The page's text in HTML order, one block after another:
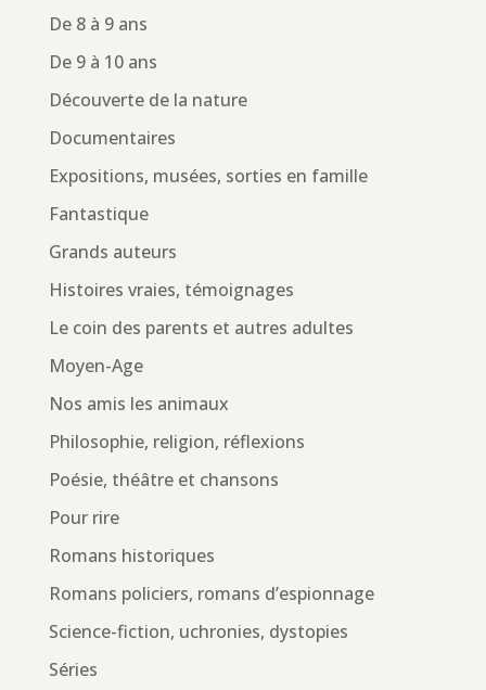
De 8 à 9 ans
De 9 à 10 ans
Découverte de la nature
Documentaires
Expositions, musées, sorties en famille
Fantastique
Grands auteurs
Histoires vraies, témoignages
Le coin des parents et autres adultes
Moyen-Age
Nos amis les animaux
Philosophie, religion, réflexions
Poésie, théâtre et chansons
Pour rire
Romans historiques
Romans policiers, romans d’espionnage
Science-fiction, uchronies, dystopies
Séries